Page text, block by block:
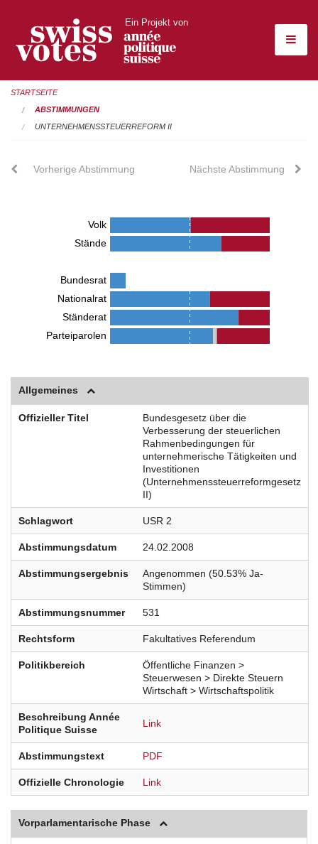
Ein Projekt von
STARTSEITE
ABSTIMMUNGEN
UNTERNEHMENSSTEUERREFORM II
Vorherige Abstimmung Nächste Abstimmung
Volk
Stände
Bundesrat
Nationalrat
Ständerat
Parteiparolen
Allgemeines
Offizieller Titel
Bundesgesetz über die
Verbesserung der steuerlichen
Rahmenbedingungen für
unternehmerische Tätigkeiten und
Investitionen
(Unternehmenssteuerreformgesetz
II)
Schlagwort USR 2
Abstimmungsdatum 24.02.2008
Abstimmungsergebnis
Angenommen (50.53% Ja-
Stimmen)
Abstimmungsnummer 531
Rechtsform Fakultatives Referendum
Politikbereich
Öffentliche Finanzen >
Steuerwesen > Direkte Steuern
Wirtschaft > Wirtschaftspolitik
Beschreibung Année
Politique Suisse
Link
Abstimmungstext PDF
Offizielle Chronologie Link
Vorparlamentarische Phase